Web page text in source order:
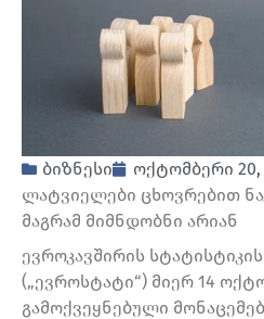
ბიზნესი
ოქტომბერი 20,
ლატვიელები ცხოვრებით
მაგრამ მიმნდობნი არიან
ევროკავშირის
(„ევროსტატი“) მიერ 14
გამოქვეყნებული